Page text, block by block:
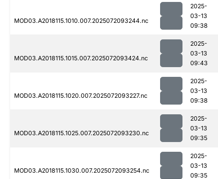
MOD03.A2018115.1010.007.2025072093244.nc
2025-
03-13
09:38
MOD03.A2018115.1015.007.2025072093424.nc
2025-
03-13
09:43
MOD03.A2018115.1020.007.2025072093227.nc
2025-
03-13
09:38
MOD03.A2018115.1025.007.2025072093230.nc
2025-
03-13
09:35
MOD03.A2018115.1030.007.2025072093254.nc
2025-
03-13
09:35